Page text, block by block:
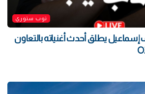
توب ستوري
يطلق أحدث أغنياته بالتعاون